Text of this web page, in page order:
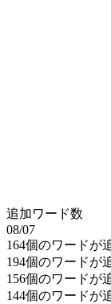
追加ワード数
08/07
164個のワードが
194個のワードが
156個のワードが
144個のワードが